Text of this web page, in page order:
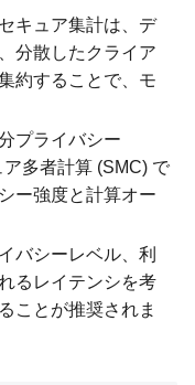
キュア集計は、デ
分散したクライア
約することで、モ
プライバシー
多者計算 (SMC) で
ー強度と計算オー
バシーレベル、利
るレイテンシを考
ことが推奨されま